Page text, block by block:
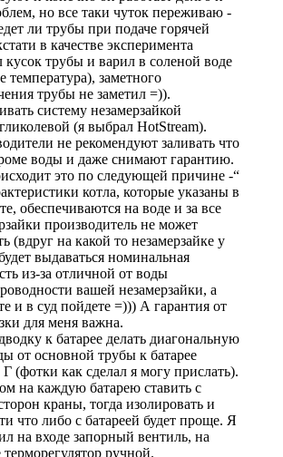
но все таки чуток переживаю -
ли трубы при подаче горячей
в качестве эксперимента
кусок трубы и варил в соленой воде
температура), заметного
трубы не заметил =)).
систему незамерзайкой
(я выбрал HotStream).
не рекомендуют заливать что
воды и даже снимают гарантию.
это по следующей причине -“
котла, которые указаны в
обеспечиваются на воде и за все
производитель не может
(вдруг на какой то незамерзайке у
выдаваться номинальная
из-за отличной от воды
вашей незамерзайки, а
и в суд пойдете =))) А гарантия от
для меня важна.
к батарее делать диагональную
от основной трубы к батарее
(фотки как сделал я могу прислать).
на каждую батарею ставить с
краны, тогда изолировать и
что либо с батареей будет проще. Я
на входе запорный вентиль, на
ручной.